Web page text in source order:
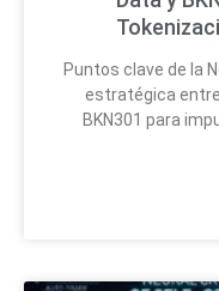
Puntos clave de la
estratégica
BKN301 para